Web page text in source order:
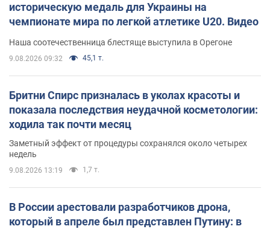
историческую медаль для Украины на
чемпионате мира по легкой атлетике U20. Видео
Наша соотечественница блестяще выступила в Орегоне
9.08.2026 09:32 45,1 т.
Бритни Спирс призналась в уколах красоты и
показала последствия неудачной косметологии:
ходила так почти месяц
Заметный эффект от процедуры сохранялся около четырех
недель
9.08.2026 13:19 1,7 т.
В России арестовали разработчиков дрона,
который в апреле был представлен Путину: в